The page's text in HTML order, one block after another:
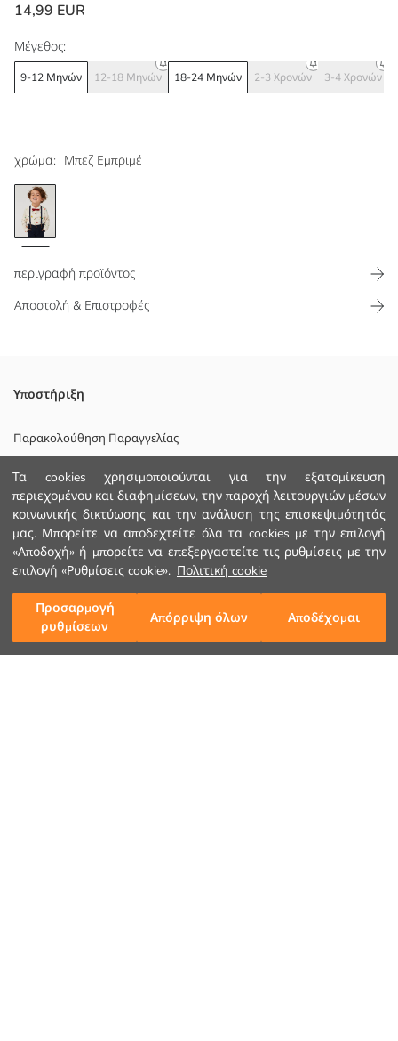
Τα cookies χρησιμοποιούνται για την εξατομίκευση
περιεχομένου και διαφημίσεων, την παροχή λειτουργιών μέσων
κοινωνικής δικτύωσης και την ανάλυση της επισκεψιμότητάς
μας. Μπορείτε να αποδεχτείτε όλα τα cookies με την επιλογή
«Αποδοχή» ή μπορείτε να επεξεργαστείτε τις ρυθμίσεις με την
επιλογή «Ρυθμίσεις cookie». Πολιτική cookie
Προσαρμογή
ρυθμίσεων
Απόρριψη όλων Αποδέχομαι
14,99 EUR
χρώμα: Μπεζ Εμπριμέ
Μέγεθος:
9-12 Μηνών 12-18 Μηνών 18-24 Μηνών 2-3 Χρονών 3-4 Χρονών
Προσθήκη στο καλάθι
περιγραφή προϊόντος
Αποστολή & Επιστροφές
Χάρη στο κλείσιμο με κουμπιά μπροστά, προσφέρει ευκολία στο
Κυριο Υφασμα Παπιγιό:
Κυριο Υφασμα Πουκάμισο:
Χώρα προέλευσης:
Πωλητής:
Υπο-μάρκα:
Φύλο:
Εφαρμογή:
Χοντρό:
Φόδρα Λεπτομέρεια:
Υποστήριξη
Παρακολούθηση Παραγγελίας
Φόρμα Επικοινωνίας
+30 2102201080
ΒΟΗΘΕΙΑ
Συχνές Ερωτήσεις (FAQ)
Επιστροφή
Ακολουθήστε μας